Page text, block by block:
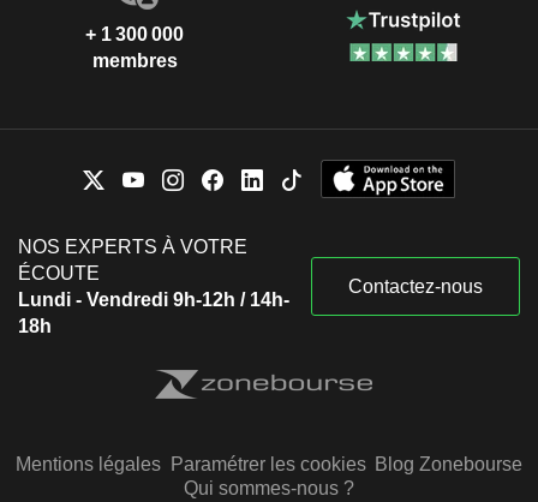
+ 1 300 000
membres
NOS EXPERTS À VOTRE
ÉCOUTE
Lundi - Vendredi 9h-12h / 14h-
18h
Contactez-nous
Mentions légales Paramétrer les cookies Blog Zonebourse
Qui sommes-nous ?